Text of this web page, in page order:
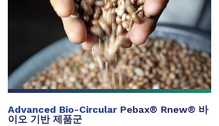
Advanced Bio-CircularPebax® Rnew® 바
이오 기반 제품군